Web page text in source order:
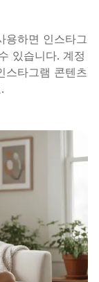
용하면 인스타그
있습니다. 계정
타그램 콘텐츠